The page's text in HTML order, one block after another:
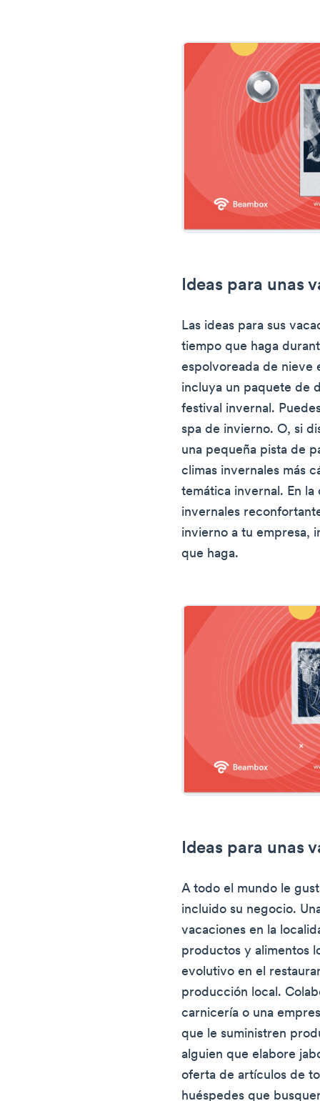
Ideas para unas
Las ideas para sus
tiempo que haga
espolvoreada de nieve
incluya un paquete de
festival invernal.
spa de invierno. O, si
una pequeña pista de
climas invernales más
temática invernal. En
invernales
invierno a tu empresa,
que haga.
Ideas para unas
A todo el mundo le
incluido su negocio.
vacaciones en la
productos y alimentos
evolutivo en el
producción local.
carnicería o una
que le suministren
alguien que elabore
oferta de artículos de
huéspedes que